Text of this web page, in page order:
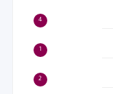
4
1
2